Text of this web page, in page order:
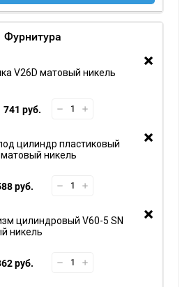
Фурнитура
V26D матовый никель
741 руб.
цилиндр пластиковый
матовый никель
руб.
цилиндровый V60-5 SN
никель
руб.